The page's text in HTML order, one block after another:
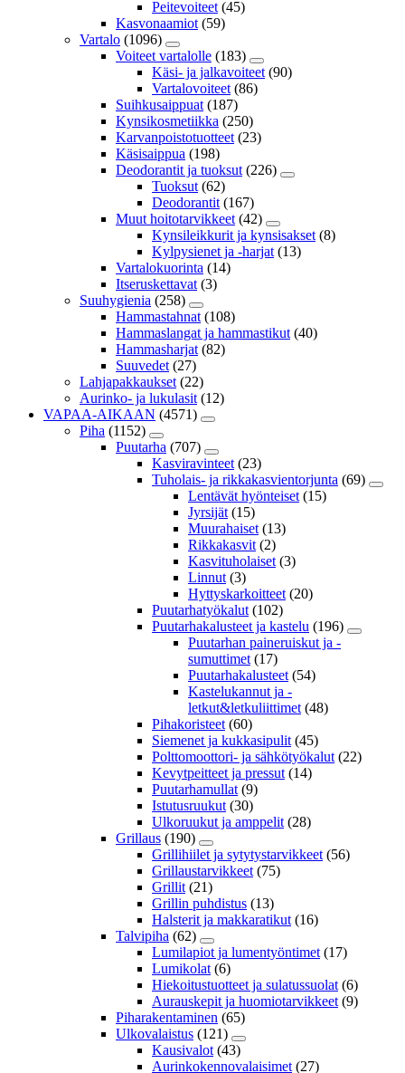
Peitevoiteet (45)
Kasvonaamiot (59)
Vartalo (1096)
Voiteet vartalolle (183)
Käsi- ja jalkavoiteet (90)
Vartalovoiteet (86)
Suihkusaippuat (187)
Kynsikosmetiikka (250)
Karvanpoistotuotteet (23)
Käsisaippua (198)
Deodorantit ja tuoksut (226)
Tuoksut (62)
Deodorantit (167)
Muut hoitotarvikkeet (42)
Kynsileikkurit ja kynsisakset (8)
Kylpysienet ja -harjat (13)
Vartalokuorinta (14)
Itseruskettavat (3)
Suuhygienia (258)
Hammastahnat (108)
Hammaslangat ja hammastikut (40)
Hammasharjat (82)
Suuvedet (27)
Lahjapakkaukset (22)
Aurinko- ja lukulasit (12)
VAPAA-AIKAAN (4571)
Piha (1152)
Puutarha (707)
Kasviravinteet (23)
Tuholais- ja rikkakasvientorjunta (69)
Lentävät hyönteiset (15)
Jyrsijät (15)
Muurahaiset (13)
Rikkakasvit (2)
Kasvituholaiset (3)
Linnut (3)
Hyttyskarkoitteet (20)
Puutarhatyökalut (102)
Puutarhakalusteet ja kastelu (196)
Puutarhan paineruiskut ja -
sumuttimet (17)
Puutarhakalusteet (54)
Kastelukannut ja -
letkut&letkuliittimet (48)
Pihakoristeet (60)
Siemenet ja kukkasipulit (45)
Polttomoottori- ja sähkötyökalut (22)
Kevytpeitteet ja pressut (14)
Puutarhamullat (9)
Istutusruukut (30)
Ulkoruukut ja amppelit (28)
Grillaus (190)
Grillihiilet ja sytytystarvikkeet (56)
Grillaustarvikkeet (75)
Grillit (21)
Grillin puhdistus (13)
Halsterit ja makkaratikut (16)
Talvipiha (62)
Lumilapiot ja lumentyöntimet (17)
Lumikolat (6)
Hiekoitustuotteet ja sulatussuolat (6)
Aurauskepit ja huomiotarvikkeet (9)
Piharakentaminen (65)
Ulkovalaistus (121)
Kausivalot (43)
Aurinkokennovalaisimet (27)